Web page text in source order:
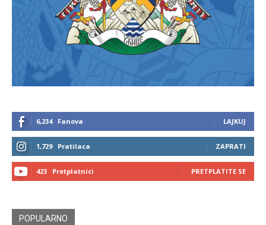
6,234 Fanova LAJKUJ
1,729 Pratilaca ZAPRATI
423 Pretplatnici PRETPLATITE SE
POPULARNO